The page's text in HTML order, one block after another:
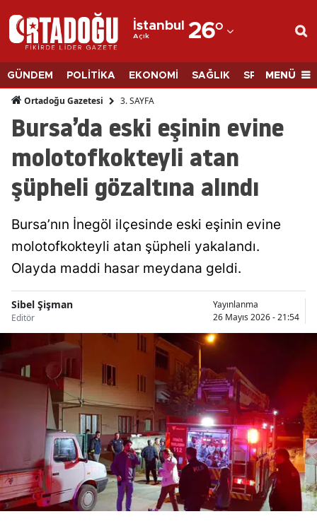
İstanbul
Açık 26°
Adana
Adıyaman
Afyonkarahisar
Ağrı
Amasya
Ankara
Antalya
Artvin
Aydın
Bilecik
Bingöl
Bitlis
Bolu
Burdur
Bursa
Çanakkale
GÜNDEM POLİTİKA EKONOMİ SAĞLIK SPORMENÜ
Ortadoğu Gazetesi 3. SAYFA
Bursa’da eski eşinin evine
molotofkokteyli atan
şüpheli gözaltına alındı
Bursa’nın İnegöl ilçesinde eski eşinin evine
molotofkokteyli atan şüpheli yakalandı.
Olayda maddi hasar meydana geldi.
Sibel Şişman
Editör
Yayınlanma
26 Mayıs 2026 - 21:54